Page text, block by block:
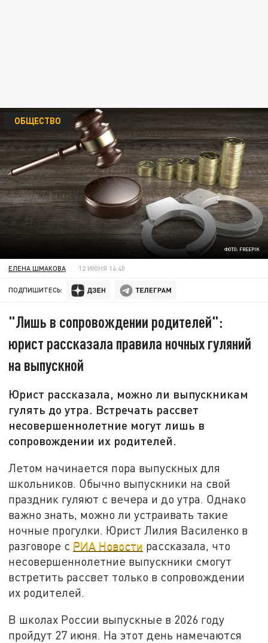
ФОТО: FREEPIK
ОБЩЕСТВО
ЕЛЕНА ШМАКОВА 12 ИЮНЯ 14:40
ПОДПИШИТЕСЬ:
"Лишь в сопровождении родителей":
юрист рассказала правила ночных гуляний
на выпускной
Юрист рассказала, можно ли выпускникам
гулять до утра. Встречать рассвет
несовершеннолетние могут лишь в
сопровождении их родителей.
Летом начинается пора выпускных для
школьников. Обычно выпускники на свой
праздник гуляют с вечера и до утра. Однако
важно знать, можно ли устраивать такие
ночные прогулки. Юрист Лилия Василенко в
разговоре с РИА Новости рассказала, что
несовершеннолетние выпускники смогут
встретить рассвет только в сопровождении
их родителей.
В школах России выпускные в 2026 году
пройдут 27 июня. На этот день намечаются